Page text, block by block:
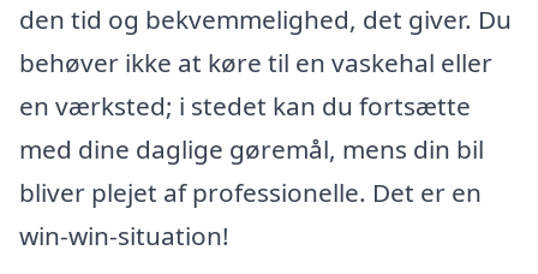
den tid og bekvemmelighed, det giver. Du
behøver ikke at køre til en vaskehal eller
en værksted; i stedet kan du fortsætte
med dine daglige gøremål, mens din bil
bliver plejet af professionelle. Det er en
win-win-situation!